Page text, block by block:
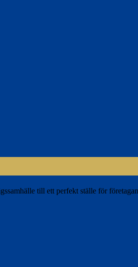
till ett perfekt ställe för